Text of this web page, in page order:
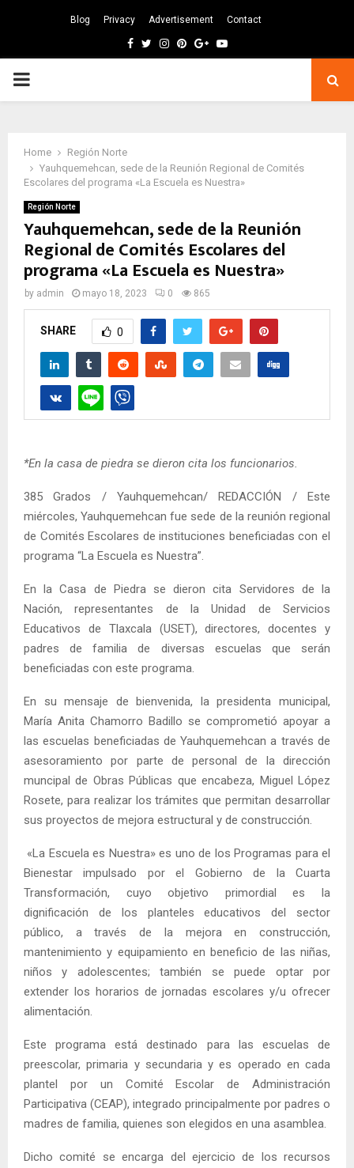
Blog Privacy Advertisement Contact
Facebook
TwitterInstagram
Pinterest
GoogleYoutube
PRIMARY
Home
Región Norte
Yauhquemehcan, sede de la Reunión Regional de Comités
Escolares del programa «La Escuela es Nuestra»
Región Norte
Yauhquemehcan, sede de la Reunión
Regional de Comités Escolares del
programa «La Escuela es Nuestra»
by admin mayo 18, 2023 0 865
SHARE 0
*En la casa de piedra se dieron cita los funcionarios.
385 Grados / Yauhquemehcan/ REDACCIÓN / Este
miércoles, Yauhquemehcan fue sede de la reunión regional
de Comités Escolares de instituciones beneficiadas con el
programa “La Escuela es Nuestra”.
En la Casa de Piedra se dieron cita Servidores de la
Nación, representantes de la Unidad de Servicios
Educativos de Tlaxcala (USET), directores, docentes y
padres de familia de diversas escuelas que serán
beneficiadas con este programa.
En su mensaje de bienvenida, la presidenta municipal,
María Anita Chamorro Badillo se comprometió apoyar a
las escuelas beneficiadas de Yauhquemehcan a través de
asesoramiento por parte de personal de la dirección
muncipal de Obras Públicas que encabeza, Miguel López
Rosete, para realizar los trámites que permitan desarrollar
sus proyectos de mejora estructural y de construcción.
«La Escuela es Nuestra» es uno de los Programas para el
Bienestar impulsado por el Gobierno de la Cuarta
Transformación, cuyo objetivo primordial es la
dignificación de los planteles educativos del sector
público, a través de la mejora en construcción,
mantenimiento y equipamiento en beneficio de las niñas,
niños y adolescentes; también se puede optar por
extender los horarios de jornadas escolares y/u ofrecer
alimentación.
Este programa está destinado para las escuelas de
preescolar, primaria y secundaria y es operado en cada
plantel por un Comité Escolar de Administración
Participativa (CEAP), integrado principalmente por padres o
madres de familia, quienes son elegidos en una asamblea.
Dicho comité se encarga del ejercicio de los recursos